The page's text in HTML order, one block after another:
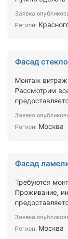
Заявка
Регион:
Фасад стекло
Монтаж
Рассмотрим
Заявка
Регион: Москва
Фасад
Требуются
Проживание,
Заявка
Регион: Москва